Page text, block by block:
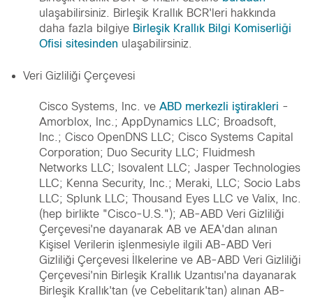
ulaşabilirsiniz. Birleşik Krallık BCR'leri hakkında
daha fazla bilgiye Birleşik Krallık Bilgi Komiserliği
Ofisi sitesinden ulaşabilirsiniz.
Veri Gizliliği Çerçevesi
Cisco Systems, Inc. ve ABD merkezli iştirakleri -
Amorblox, Inc.; AppDynamics LLC; Broadsoft,
Inc.; Cisco OpenDNS LLC; Cisco Systems Capital
Corporation; Duo Security LLC; Fluidmesh
Networks LLC; Isovalent LLC; Jasper Technologies
LLC; Kenna Security, Inc.; Meraki, LLC; Socio Labs
LLC; Splunk LLC; Thousand Eyes LLC ve Valix, Inc.
(hep birlikte "Cisco-U.S."); AB-ABD Veri Gizliliği
Çerçevesi'ne dayanarak AB ve AEA'dan alınan
Kişisel Verilerin işlenmesiyle ilgili AB-ABD Veri
Gizliliği Çerçevesi İlkelerine ve AB-ABD Veri Gizliliği
Çerçevesi'nin Birleşik Krallık Uzantısı'na dayanarak
Birleşik Krallık'tan (ve Cebelitarık'tan) alınan AB-